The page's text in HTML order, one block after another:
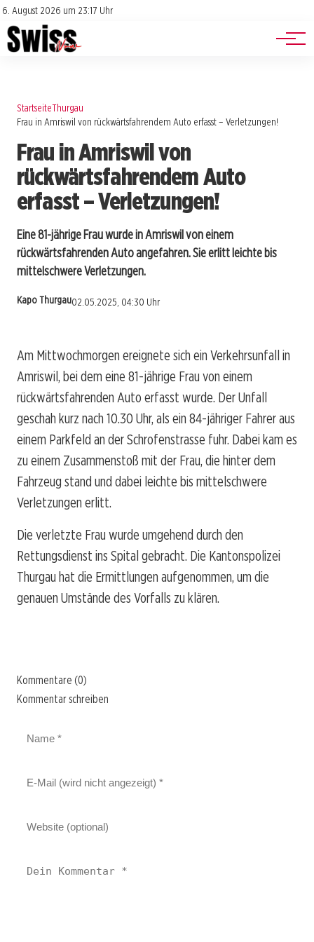
6. August 2026 um 23:17 Uhr
Impressum
Datenschutz
Jobs
Events
StartseiteThurgau
Frau in Amriswil von rückwärtsfahrendem Auto erfasst – Verletzungen!
Frau in Amriswil von
rückwärtsfahrendem Auto
erfasst – Verletzungen!
Eine 81-jährige Frau wurde in Amriswil von einem
rückwärtsfahrenden Auto angefahren. Sie erlitt leichte bis
mittelschwere Verletzungen.
Kapo Thurgau02.05.2025, 04:30 Uhr
Am Mittwochmorgen ereignete sich ein Verkehrsunfall in
Amriswil, bei dem eine 81-jährige Frau von einem
rückwärtsfahrenden Auto erfasst wurde. Der Unfall
geschah kurz nach 10.30 Uhr, als ein 84-jähriger Fahrer aus
einem Parkfeld an der Schrofenstrasse fuhr. Dabei kam es
zu einem Zusammenstoß mit der Frau, die hinter dem
Fahrzeug stand und dabei leichte bis mittelschwere
Verletzungen erlitt.
Die verletzte Frau wurde umgehend durch den
Rettungsdienst ins Spital gebracht. Die Kantonspolizei
Thurgau hat die Ermittlungen aufgenommen, um die
genauen Umstände des Vorfalls zu klären.
Kommentare (0)
Kommentar schreiben